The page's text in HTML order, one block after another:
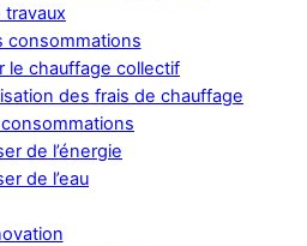
travaux
consommations
le chauffage collectif
des frais de chauffage
de l’énergie
de l’eau